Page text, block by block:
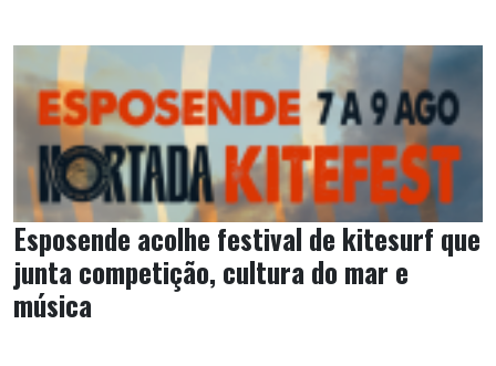
Esposende acolhe festival de kitesurf que
junta competição, cultura do mar e
música